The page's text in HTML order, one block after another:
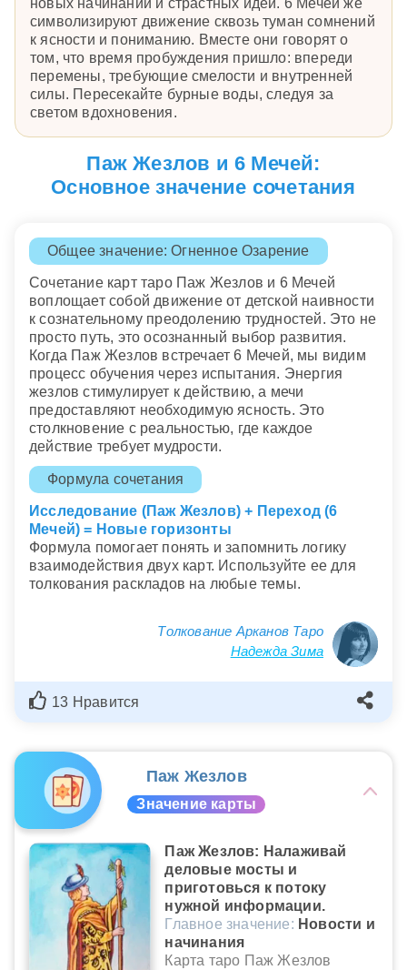
символизируют движение сквозь туман сомнений
к ясности и пониманию. Вместе они говорят о
том, что время пробуждения пришло: впереди
перемены, требующие смелости и внутренней
силы. Пересекайте бурные воды, следуя за
светом вдохновения.
Паж Жезлов и 6 Мечей:
Основное значение сочетания
Общее значение: Огненное Озарение
Сочетание карт таро Паж Жезлов и 6 Мечей
воплощает собой движение от детской наивности
к сознательному преодолению трудностей. Это не
просто путь, это осознанный выбор развития.
Когда Паж Жезлов встречает 6 Мечей, мы видим
процесс обучения через испытания. Энергия
жезлов стимулирует к действию, а мечи
предоставляют необходимую ясность. Это
столкновение с реальностью, где каждое
действие требует мудрости.
Формула сочетания
Исследование (Паж Жезлов) + Переход (6
Мечей) = Новые горизонты
Формула помогает понять и запомнить логику
взаимодействия двух карт. Используйте ее для
толкования раскладов на любые темы.
Толкование Арканов Таро
Надежда Зима
13 Нравится
Паж Жезлов
Значение карты
Паж Жезлов: Налаживай
деловые мосты и
приготовься к потоку
нужной информации.
Главное значение: Новости и
начинания
Карта таро Паж Жезлов